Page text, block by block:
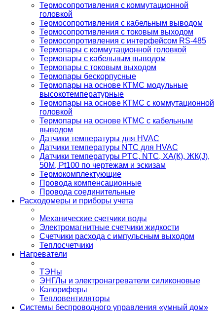
Термосопротивления с коммутационной
головкой
Термосопротивления с кабельным выводом
Термосопротивления с токовым выходом
Термосопротивления с интерфейсом RS-485
Термопары с коммутационной головкой
Термопары с кабельным выводом
Термопары с токовым выходом
Термопары бескорпусные
Термопары на основе КТМС модульные
высокотемпературные
Термопары на основе КТМС с коммутационной
головкой
Термопары на основе КТМС с кабельным
выводом
Датчики температуры для HVAC
Датчики температуры NTC для HVAC
Датчики температуры PTС, NTC, ХА(К), ЖК(J),
50М, Pt100 по чертежам и эскизам
Термокомплектующие
Провода компенсационные
Провода соединительные
Расходомеры и приборы учета
Механические счетчики воды
Электромагнитные счетчики жидкости
Счетчики расхода с импульсным выходом
Теплосчетчики
Нагреватели
ТЭНы
ЭНГЛы и электронагреватели силиконовые
Калориферы
Тепловентиляторы
Системы беспроводного управления «умный дом»